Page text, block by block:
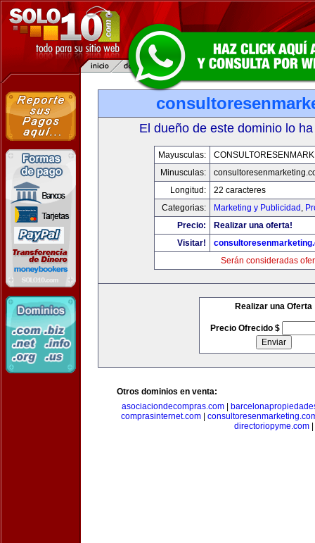
El dueño de este dominio lo
Mayusculas:
Minusculas:
Longitud:
22 caracteres
Categorias:
Marketing y Publicidad ,
Precio:
Realizar una oferta!
Visitar!
Serán consideradas
Realizar una Oferta
Precio Ofrecido $
Otros dominios en venta:
asociaciondecompras.com|
comprasinternet.com|
directoriopyme.com|